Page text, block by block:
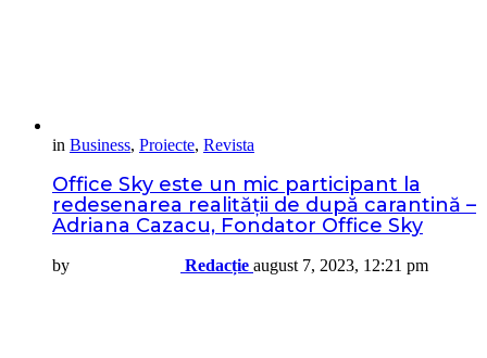
in Business, Proiecte, Revista
Office Sky este un mic participant la
redesenarea realității de după carantină –
Adriana Cazacu, Fondator Office Sky
by Redacție august 7, 2023, 12:21 pm